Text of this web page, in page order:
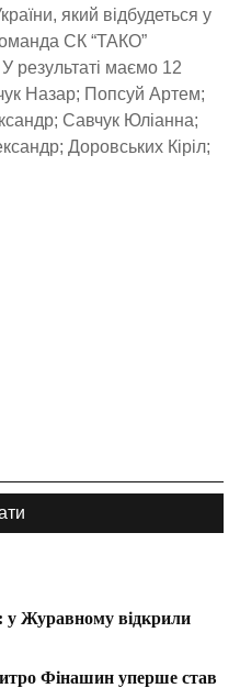
який відбудеться у
СК “ТАКО”
результаті маємо 12
Назар; Попсуй Артем;
Савчук Юліанна;
Доровських Кіріл;
у Журавному відкрили
Фінашин уперше став